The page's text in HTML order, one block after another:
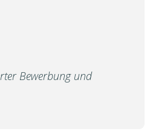
Bewerbung und